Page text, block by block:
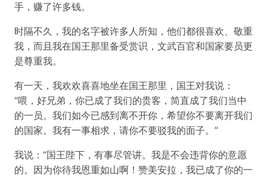
手，赚了许多钱。
时隔不久，我的名字被许多人所知，他们都很喜欢、敬重
我，而且我在国王那里备受赏识，文武百官和国家要员更
是尊重我。
有一天，我欢欢喜喜地坐在国王那里，国王对我说：
“喂，好兄弟，你已成了我们的贵客，简直成了我们当中
的一员。我们如今已感到离不开你，希望你不要离开我们
的国家。我有一事相求，请你不要驳我的面子。”
我说：“国王陛下，有事尽管讲。我是不会违背你的意愿
的。因为你待我恩重如山啊！赞美安拉，我已成了你的一